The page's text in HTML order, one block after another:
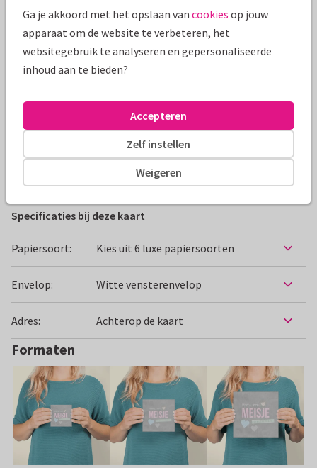
Productinformatie
Een super leuk felicitatiekaartje van Bar creatief. Grijze
een meisje. Gefeliciteerd!
Alle kaarten zijn helemaal naar wens aan te passen
Studio Cran
Specificaties bij deze kaart
Papiersoort: Kies uit 6 luxe papiersoorten
Envelop: Witte vensterenvelop
Adres: Achterop de kaart
Formaten
Ga je akkoord met het opslaan van cookies op jouw
apparaat om de website te verbeteren, het
websitegebruik te analyseren en gepersonaliseerde
inhoud aan te bieden?
Weigeren
Zelf instellen
Accepteren